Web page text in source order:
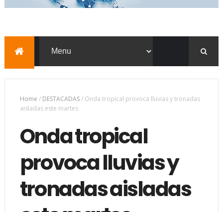
Home / DESTACADAS/ Onda tropical provoca lluvias y tronadas
aisladas este martes
Onda tropical
provoca lluvias y
tronadas aisladas